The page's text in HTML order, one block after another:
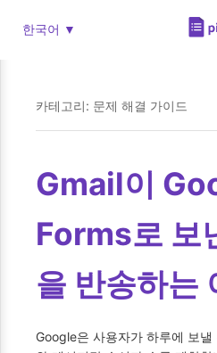
한국어 ▼
카테고리: 문제 해결 가이드
Gmail이
Forms로 보
을 반송하는
Google은 사용자가 하루에 보